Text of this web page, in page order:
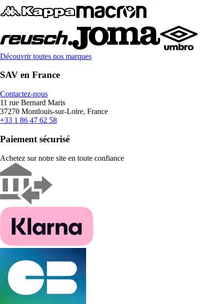
Découvrir toutes nos marques
SAV en France
Contactez-nous
11 rue Bernard Maris
37270 Montlouis-sur-Loire, France
+33 1 86 47 62 58
Paiement sécurisé
Achetez sur notre site en toute confiance